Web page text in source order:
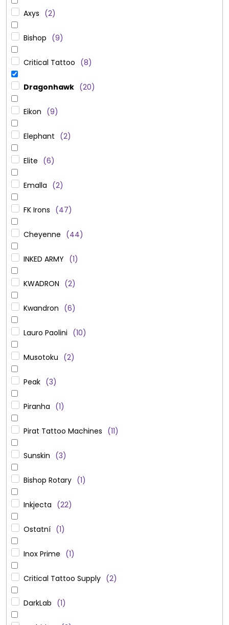
Axys 2
Bishop 9
Critical Tattoo 8
Dragonhawk 20
Eikon 9
Elephant 2
Elite 6
Emalla 2
FK Irons 47
Cheyenne 44
INKED ARMY 1
KWADRON 2
Kwandron 6
Lauro Paolini 10
Musotoku 2
Peak 3
Piranha 1
Pirat Tattoo Machines 11
Sunskin 3
Bishop Rotary 1
Inkjecta 22
Ostatní 1
Inox Prime 1
Critical Tattoo Supply 2
DarkLab 1